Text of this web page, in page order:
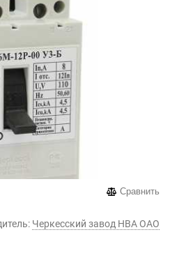
Сравнить
Черкесский завод НВА ОАО